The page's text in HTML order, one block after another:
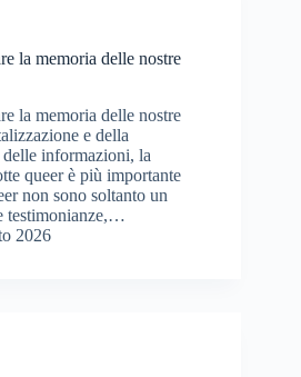
la memoria delle nostre
la memoria delle nostre
e della
informazioni, la
queer è più importante
non sono soltanto un
testimonianze,…
2026